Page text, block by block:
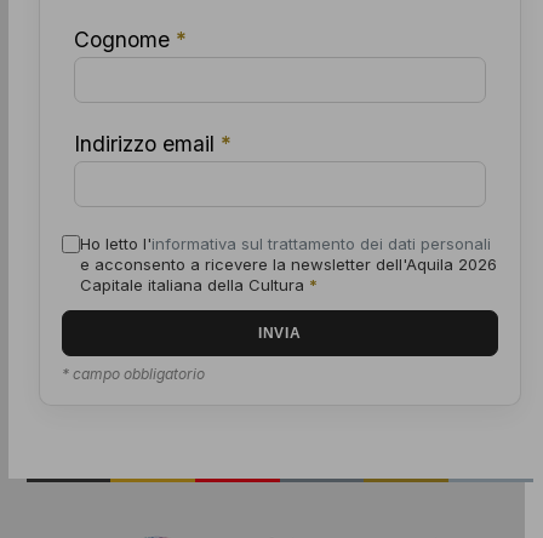
Cognome *
Indirizzo email *
Ho letto l'informativa sul trattamento dei dati personali
e acconsento a ricevere la newsletter dell'Aquila 2026
Capitale italiana della Cultura *
* campo obbligatorio